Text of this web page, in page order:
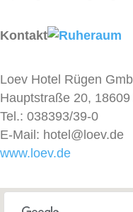
Kontakt
Loev Hotel Rügen
Hauptstraße 20, 18609
Tel.: 038393/39-0
E-Mail: hotel@loev.de
www.loev.de